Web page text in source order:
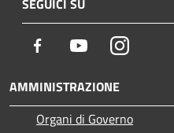
SEGUICI SU
Facebook YoutubeInstagram
AMMINISTRAZIONE
Organi di Governo